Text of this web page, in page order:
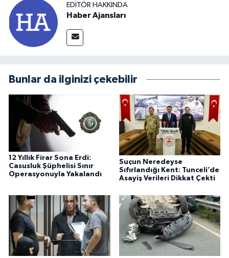
EDITÖR HAKKINDA
Haber Ajansları
Bunlar da ilginizi çekebilir
12 Yıllık Firar Sona Erdi:
Casusluk Şüphelisi Sınır
Operasyonuyla Yakalandı
Suçun Neredeyse
Sıfırlandığı Kent: Tunceli’de
Asayiş Verileri Dikkat Çekti